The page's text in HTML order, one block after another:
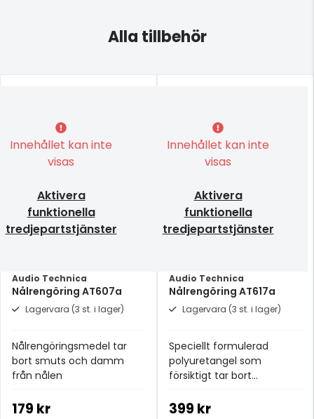
Alla tillbehör
Innehållet kan inte
visas
Aktivera
funktionella
tredjepartstjänster
Audio Technica
Nålrengöring AT607a
Lagervara (3 st. i lager)
Nålrengöringsmedel tar
bort smuts och damm
från nålen
179 kr
Innehållet kan inte
visas
Aktivera
funktionella
tredjepartstjänster
Audio Technica
Nålrengöring AT617a
Lagervara (3 st. i lager)
Speciellt formulerad
polyuretangel som
försiktigt tar bort
399 kr